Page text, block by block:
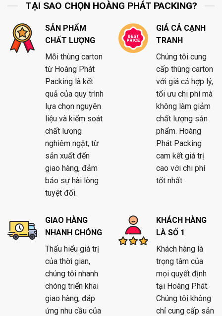
TẠI SAO CHỌN HOÀNG PHÁT PACKING?
SẢN PHẨM
CHẤT LƯỢNG
Mỗi thùng carton
từ Hoàng Phát
Packing là kết
quả của quy trình
lựa chọn nguyên
liệu và kiểm soát
chất lượng
nghiêm ngặt, từ
sản xuất đến
giao hàng, đảm
bảo sự hài lòng
tuyệt đối.
GIÁ CẢ CẠNH
TRANH
Chúng tôi cung
cấp thùng carton
với giá cả hợp lý,
tối ưu chi phí mà
không làm giảm
chất lượng sản
phẩm. Hoàng
Phát Packing
cam kết giá trị
cao với chi phí
tốt nhất.
GIAO HÀNG
NHANH CHÓNG
Thấu hiểu giá trị
của thời gian,
chúng tôi nhanh
chóng triển khai
giao hàng, đáp
ứng nhu cầu của
KHÁCH HÀNG
LÀ SỐ 1
Khách hàng là
trọng tâm của
mọi quyết định
tại Hoàng Phát.
Chúng tôi không
chỉ cung cấp sản